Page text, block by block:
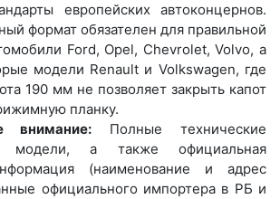
европейских автоконцернов.
формат обязателен для правильной
Ford, Opel, Chevrolet, Volvo, а
модели Renault и Volkswagen, где
190 мм не позволяет закрыть капот
планку.
внимание: Полные технические
модели, а также официальная
(наименование и адрес
официального импортера в РБ и